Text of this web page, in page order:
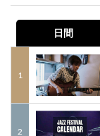
日間